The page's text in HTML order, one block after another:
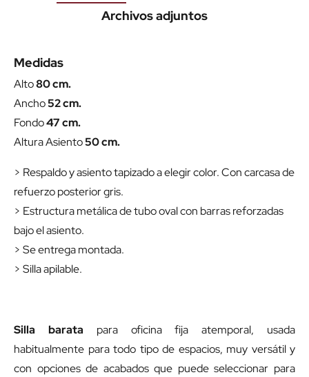
Archivos adjuntos
Medidas
Alto80 cm.
Ancho52 cm.
Fondo47 cm.
Altura Asiento50 cm.
> Respaldo y asiento tapizado a elegir color. Con carcasa de
refuerzo posterior gris.
> Estructura metálica de tubo oval con barras reforzadas
bajo el asiento.
> Se entrega montada.
> Silla apilable.
Silla barata para oficina fija atemporal, usada
habitualmente para todo tipo de espacios, muy versátil y
con opciones de acabados que puede seleccionar para